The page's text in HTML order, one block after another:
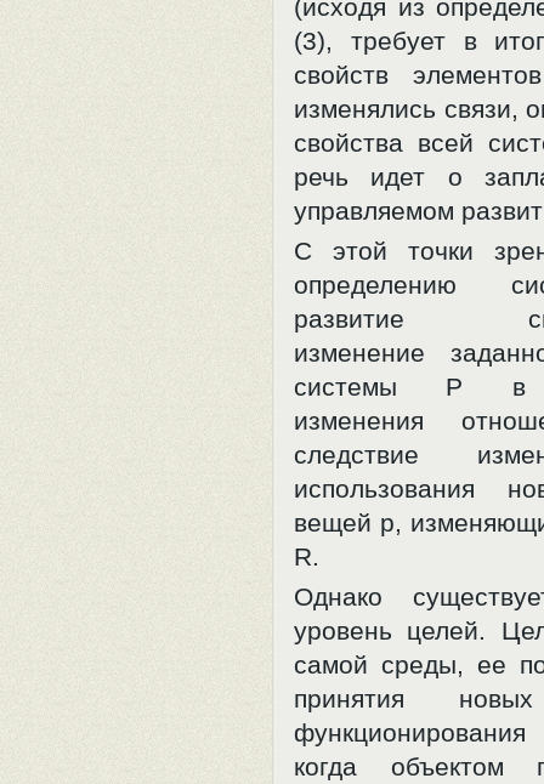
(исходя из
(3), требует в
свойств
изменялись связи,
свойства всей
речь идет о
управляемом
С этой точки
определению
развитие
изменение
системы P в
изменения
следствие
использования
вещей p,
R.
Однако
уровень целей.
самой среды, ее
принятия
когда объектом